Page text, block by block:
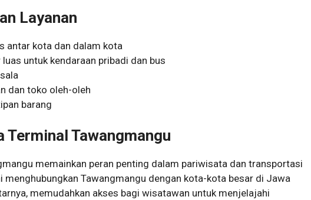
Layanan
antar kota dan dalam kota
untuk kendaraan pribadi dan bus
dan toko oleh-oleh
barang
Terminal Tawangmangu
memainkan peran penting dalam pariwisata dan transportasi
menghubungkan Tawangmangu dengan kota-kota besar di Jawa
memudahkan akses bagi wisatawan untuk menjelajahi